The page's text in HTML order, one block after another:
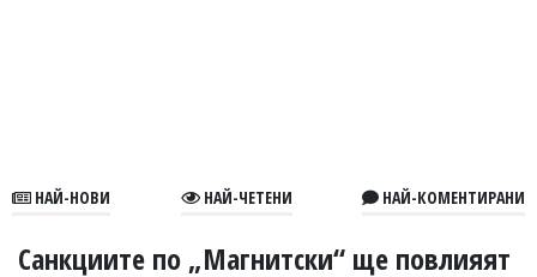
В
НАЙ-НОВИ НАЙ-ЧЕТЕНИ НАЙ-КОМЕНТИРАНИ
Санкциите по „Магнитски“ ще повлияят